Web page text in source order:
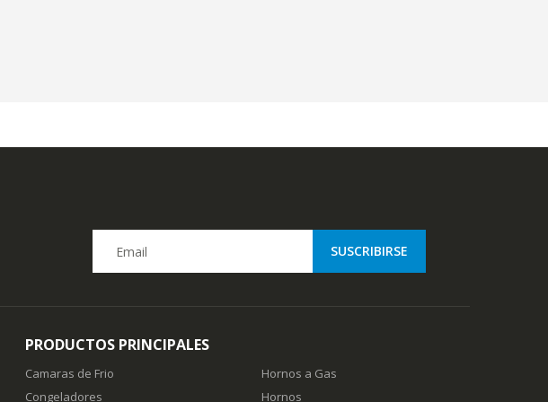
PRODUCTOS PRINCIPALES
Camaras de Frio
Congeladores
Hornos a Gas
Hornos